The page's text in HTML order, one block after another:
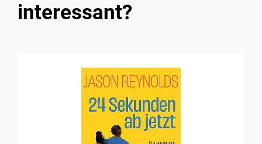
interessant?